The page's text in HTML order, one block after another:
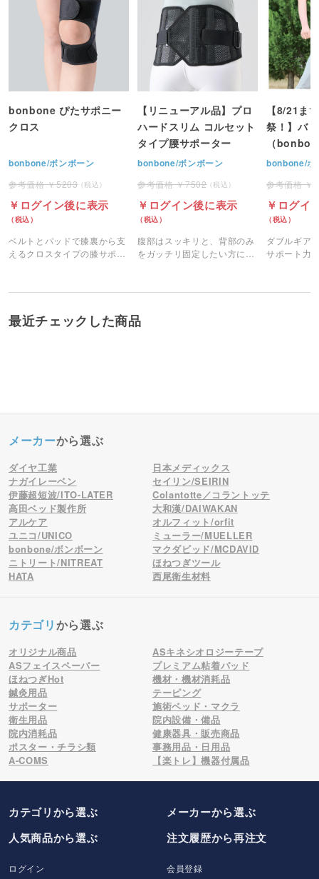
はえみ 滋賀県 2022/02/05 10:49
3
使い勝手が良い
産後の患者に多い腱鞘炎なとに使用すると良いで
す。濡れてもそのまま使えるところが便利。安価な
ので患者も購入しやすい。手首でマジックテープで
止めるタイプもあるがそちらの方がつけ外しはしや
すいが少々高くなる。サイズフリーでないのが残念
だが、在庫として置いていてもすぐはける。
らりらり 大阪府 2021/07/22 16:48
4
使いやすい
いです。 ただそこまで固定力は強くないので、しっ
かりと動きを制限したい方は違うサポーターがいい
薄型なのでとてもよい 使いやすいとリピートされま
した
茶々 大阪府 2018/12/10 09:08
bonbone ぴたサポニー
クロス
bonbone/ボンボーン
5203
ログイン後に表示
ベルトとパッドで膝裏から支
えるクロスタイプの膝サポー
【リニューアル品】プロ
ハードスリム コルセット
タイプ腰サポーター
bonbone/ボンボーン
7502
ログイン後に表示
腹部はスッキリと、背部のみ
をガッチリ固定したい方にお
【8/21ま
祭！】バ
（
bonbone/ボ
ログイ
ダブルギア
サポート力
最近チェックした商品
メーカーから選ぶ
ダイヤ工業
日本メディックス
ナガイレーベン
セイリン/SEIRIN
伊藤超短波/ITO-LATER
Colantotte／コラントッテ
高田ベッド製作所
大和漢/DAIWAKAN
アルケア
オルフィット/orfit
ユニコ/UNICO
ミューラー/MUELLER
bonbone/ボンボーン
マクダビッド/MCDAVID
ニトリート/NITREAT
ほねつぎツール
HATA
西尾衛生材料
カテゴリから選ぶ
オリジナル商品
ASキネシオロジーテープ
ASフェイスペーパー
プレミアム粘着パッド
ほねつぎHot
機材・機材消耗品
鍼灸用品
テーピング
サポーター
施術ベッド・マクラ
衛生用品
院内設備・備品
院内消耗品
健康器具・販売商品
ポスター・チラシ類
事務用品・日用品
A-COMS
【楽トレ】機器付属品
カテゴリから選ぶ メーカーから選ぶ
人気商品から選ぶ
注文履歴から再注文
ログイン 会員登録